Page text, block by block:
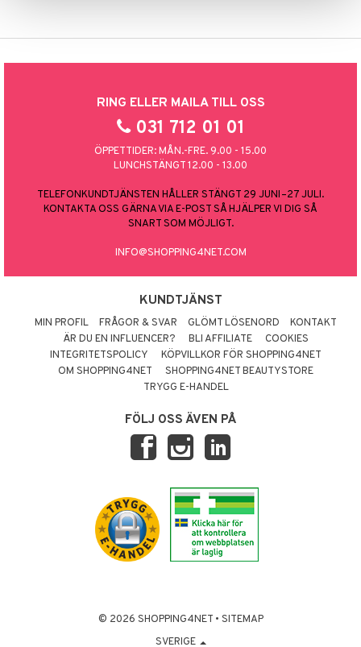
RING ELLER MAILA TILL OSS
031 712 01 01
ÖPPETTIDER: MÅN.-FRE. 9.00 - 15.00
LUNCHSTÄNGT 12.00 - 13.00
TELEFONKUNDTJÄNSTEN HÅLLER STÄNGT 29 JUNI–27 JULI.
KONTAKTA OSS GÄRNA VIA E-POST SÅ HJÄLPER VI DIG SÅ
SNART SOM MÖJLIGT.
INFO@SHOPPING4NET.COM
KUNDTJÄNST
MIN PROFIL FRÅGOR & SVAR GLÖMT LÖSENORD
KONTAKT
ÄR DU EN INFLUENCER?
BLI AFFILIATE
COOKIES
INTEGRITETSPOLICY
KÖPVILLKOR FÖR SHOPPING4NET
OM SHOPPING4NET
SHOPPING4NET BEAUTYSTORE
TRYGG E-HANDEL
FÖLJ OSS ÄVEN PÅ
© 2026 SHOPPING4NET • SITEMAP
SVERIGE